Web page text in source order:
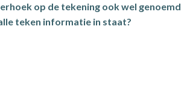
op de tekening ook wel genoemd
teken informatie in staat?